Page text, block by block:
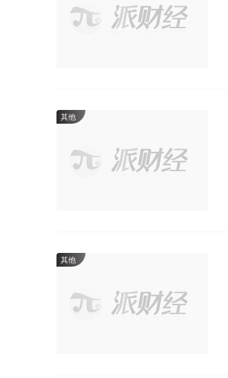
其他
其他